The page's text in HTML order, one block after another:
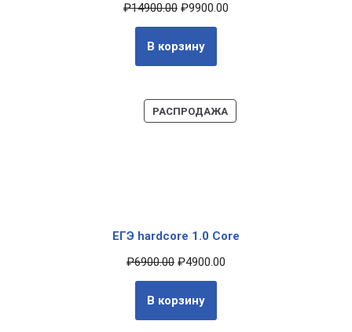
₽14900.00 ₽9900.00
В корзину
РАСПРОДАЖА
ЕГЭ hardcore 1.0 Core
₽6900.00 ₽4900.00
В корзину